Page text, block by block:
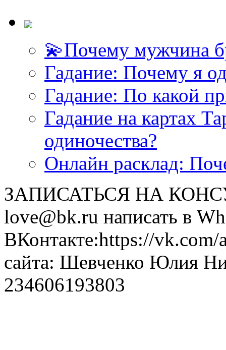
💫Почему мужчина
Гадание: Почему я
Гадание: По какой
Гадание на картах
одиночества?
Онлайн расклад:
ЗАПИСАТЬСЯ НА
love@bk.ru написать в
ВКонтакте:https://
сайта: Шевченко Юлия
234606193803